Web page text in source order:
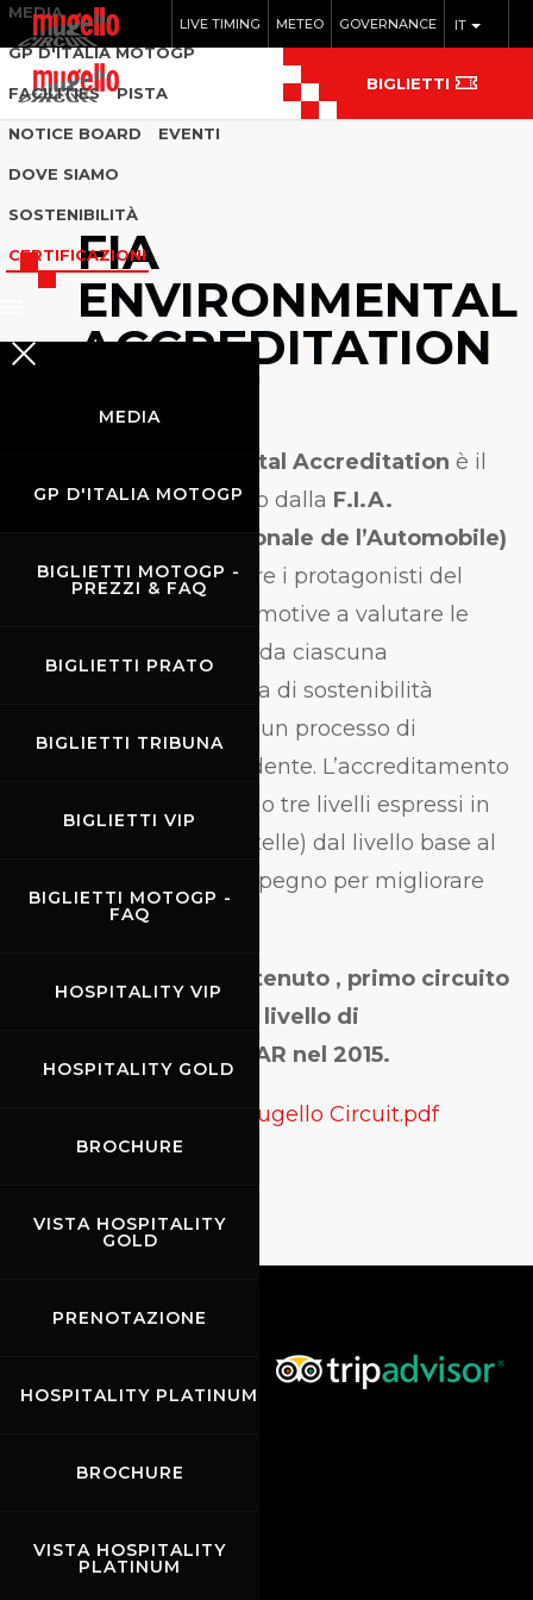
IT
LIVE TIMING METEO GOVERNANCE
MEDIA
GP D'ITALIA MOTOGP
FACILITIES PISTA
NOTICE BOARD EVENTI
DOVE SIAMO
SOSTENIBILITÀ
CERTIFICAZIONI
MEDIA
GP D'ITALIA MOTOGP
BIGLIETTI MOTOGP -
PREZZI & FAQ
BIGLIETTI PRATO
BIGLIETTI TRIBUNA
BIGLIETTI VIP
BIGLIETTI MOTOGP -
FAQ
HOSPITALITY VIP
HOSPITALITY GOLD
BROCHURE
VISTA HOSPITALITY
GOLD
PRENOTAZIONE
HOSPITALITY PLATINUM
BROCHURE
VISTA HOSPITALITY
PLATINUM
BIGLIETTI
FIA
ENVIRONMENTAL
ACCREDITATION
I FIA Environmental Accreditation è il
programma ideato dalla F.I.A.
(Fédération Internationale de l’Automobile)
con l’obiettivo di aiutare i protagonisti del
motorsport e dell’automotive a valutare le
misure implementate da ciascuna
organizzazione in tema di sostenibilità
ambientale attraverso un processo di
certificazione indipendente. L’accreditamento
viene rilasciato secondo tre livelli espressi in
STAR (una, due e tre stelle) dal livello base al
livello strutturale di impegno per migliorare
l’impatto ambientale.
Mugello Circuit ha ottenuto , primo circuito
al mondo, il massimo livello di
accreditamento 3 STAR nel 2015.
View Audit report Mugello Circuit.pdf